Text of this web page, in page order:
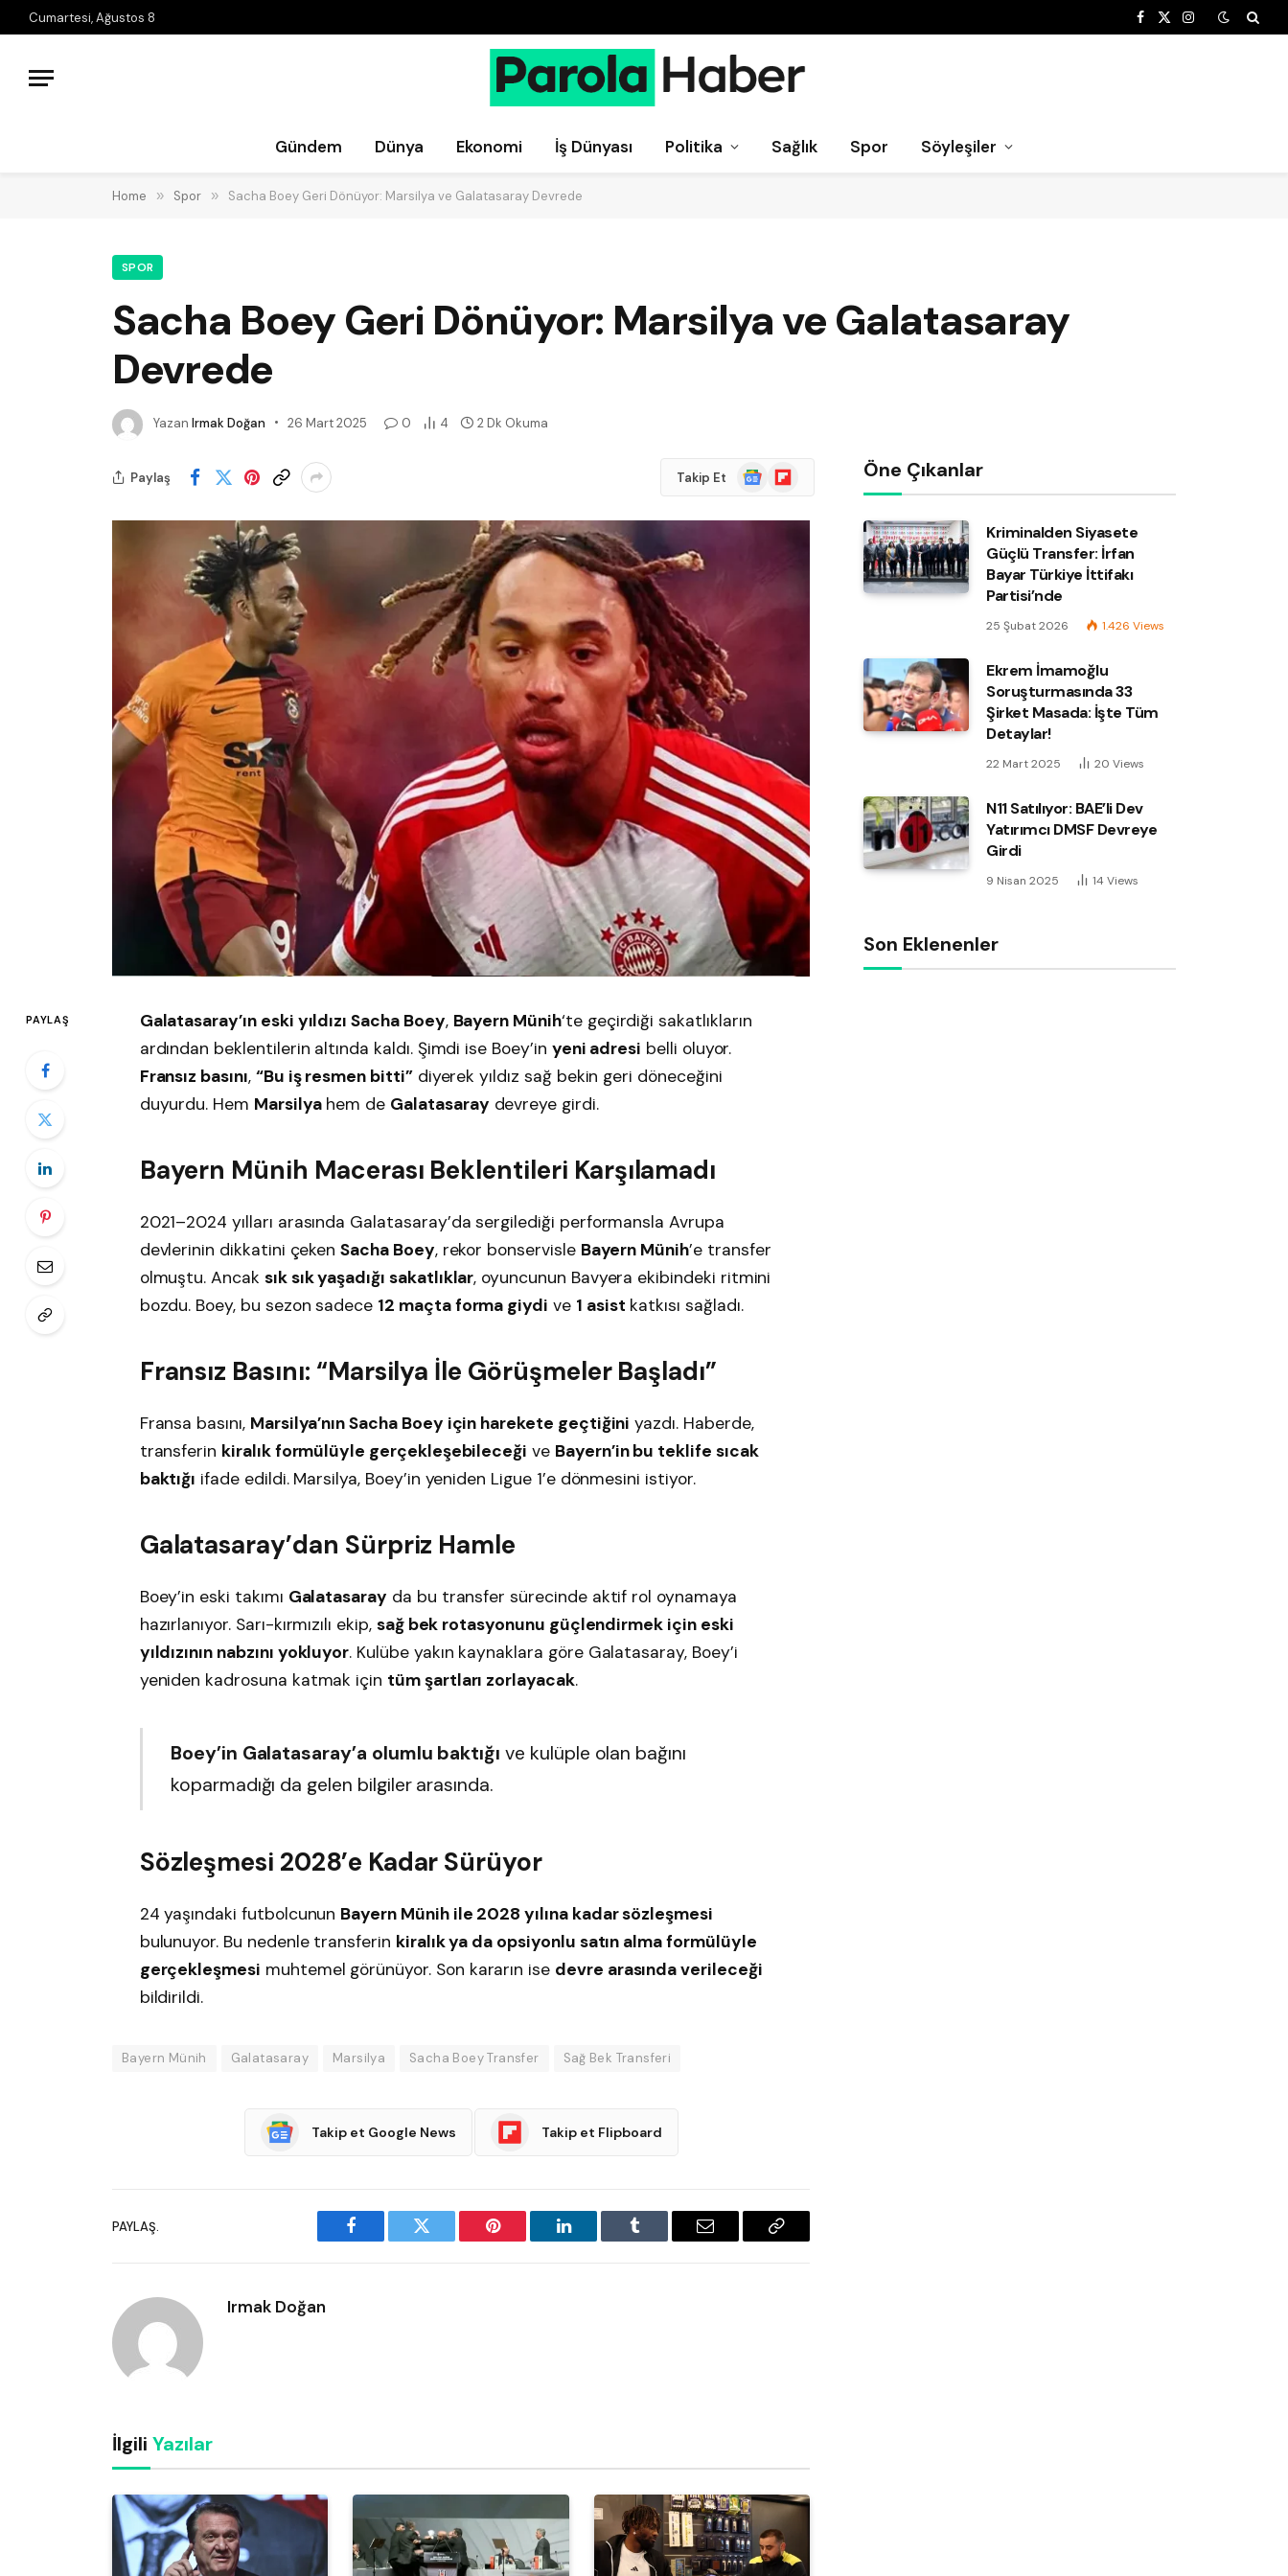
Cumartesi, Ağustos 8 Facebook
X
Instagram
Gündem Dünya Ekonomi İş Dünyası Politika Sağlık Spor Söyleşiler
Home » Spor » Sacha Boey Geri Dönüyor: Marsilya ve Galatasaray Devrede
SPOR
Sacha Boey Geri Dönüyor: Marsilya ve Galatasaray
Devrede
Yazan Irmak Doğan 26 Mart 2025 0 4 2 Dk Okuma
Paylaş Takip Et
Google
News
Flipboard
PAYLAŞ Galatasaray’ın eski yıldızı Sacha Boey, Bayern Münih‘te geçirdiği sakatlıkların
ardından beklentilerin altında kaldı. Şimdi ise Boey’in yeni adresi belli oluyor.
Fransız basını, “Bu iş resmen bitti”diyerek yıldız sağ bekin geri döneceğini
duyurdu. Hem Marsilyahem de Galatasaray devreye girdi.
Bayern Münih Macerası Beklentileri Karşılamadı
2021–2024 yılları arasında Galatasaray’da sergilediği performansla Avrupa
devlerinin dikkatini çekenSacha Boey, rekor bonservisle Bayern Münih’e transfer
olmuştu. Ancak sık sık yaşadığı sakatlıklar, oyuncunun Bavyera ekibindeki ritmini
bozdu. Boey, bu sezon sadece 12 maçta forma giydi ve 1 asist katkısı sağladı.
Fransız Basını: “Marsilya İle Görüşmeler Başladı”
Fransa basını, Marsilya’nın Sacha Boey için harekete geçtiğini yazdı. Haberde,
transferin kiralık formülüyle gerçekleşebileceği ve Bayern’in bu teklife sıcak
baktığı ifade edildi. Marsilya, Boey’in yeniden Ligue 1’e dönmesini istiyor.
Galatasaray’dan Sürpriz Hamle
Boey’in eski takımı Galatasaray da bu transfer sürecinde aktif rol oynamaya
hazırlanıyor. Sarı-kırmızılı ekip, sağ bek rotasyonunu güçlendirmek için eski
yıldızının nabzını yokluyor. Kulübe yakın kaynaklara göre Galatasaray, Boey’i
yeniden kadrosuna katmak için tüm şartları zorlayacak.
Boey’in Galatasaray’a olumlu baktığı ve kulüple olan bağını
koparmadığı da gelen bilgiler arasında.
Sözleşmesi 2028’e Kadar Sürüyor
24 yaşındaki futbolcunun Bayern Münih ile 2028 yılına kadar sözleşmesi
bulunuyor. Bu nedenle transferin kiralık ya da opsiyonlu satın alma formülüyle
gerçekleşmesi muhtemel görünüyor. Son kararın ise devre arasında verileceği
bildirildi.
Bayern Münih Galatasaray Marsilya Sacha Boey Transfer Sağ Bek Transferi
Takip et Google News Takip et Flipboard
PAYLAŞ.
Facebook Twitter Pinterest LinkedIn Tumblr Email
Copy
Irmak Doğan
İlgili Yazılar
Öne Çıkanlar
Kriminalden Siyasete
Güçlü Transfer: İrfan
Bayar Türkiye İttifakı
Partisi’nde
25 Şubat 2026 1.426 Views
Ekrem İmamoğlu
Soruşturmasında 33
Şirket Masada: İşte Tüm
Detaylar!
22 Mart 2025 20 Views
N11 Satılıyor: BAE’li Dev
Yatırımcı DMSF Devreye
Girdi
9 Nisan 2025 14 Views
Son Eklenenler